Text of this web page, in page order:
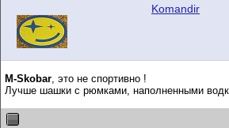
Komandir
M-Skobar, это не спортивно !
Лучше шашки с рюмками, наполненными